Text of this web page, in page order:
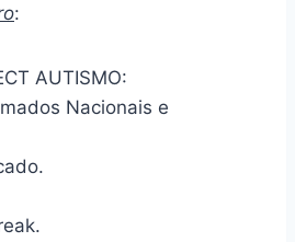
:
AUTISMO:
Nacionais e